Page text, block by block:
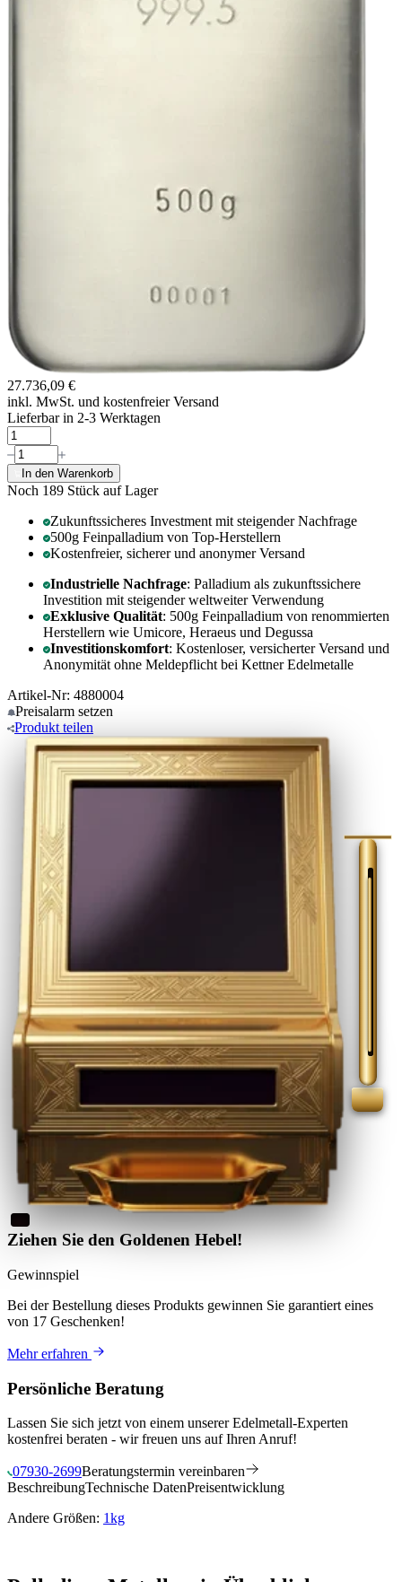
27.736,09 €
inkl. MwSt. und kostenfreier Versand
Lieferbar in 2-3 Werktagen
In den Warenkorb
Noch 189 Stück auf Lager
Zukunftssicheres Investment mit steigender Nachfrage
500g Feinpalladium von Top-Herstellern
Kostenfreier, sicherer und anonymer Versand
Industrielle Nachfrage: Palladium als zukunftssichere
Investition mit steigender weltweiter Verwendung
Exklusive Qualität: 500g Feinpalladium von renommierten
Herstellern wie Umicore, Heraeus und Degussa
Investitionskomfort: Kostenloser, versicherter Versand und
Anonymität ohne Meldepflicht bei Kettner Edelmetalle
Artikel-Nr: 4880004
Preisalarm setzen
Produkt teilen
Ziehen Sie den Goldenen Hebel!
Gewinnspiel
Bei der Bestellung dieses Produkts gewinnen Sie garantiert eines
von 17 Geschenken!
Mehr erfahren
Persönliche Beratung
Lassen Sie sich jetzt von einem unserer Edelmetall-Experten
kostenfrei beraten - wir freuen uns auf Ihren Anruf!
07930-2699Beratungstermin vereinbaren
BeschreibungTechnische DatenPreisentwicklung
Andere Größen: 1kg